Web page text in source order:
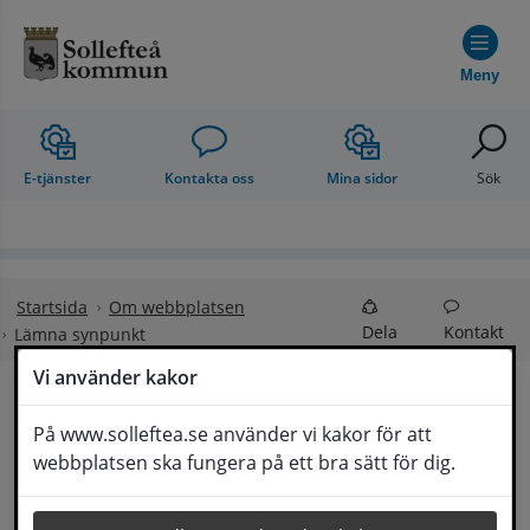
Vi använder kakor
På www.solleftea.se använder vi kakor för att
webbplatsen ska fungera på ett bra sätt för dig.
Meny
E-tjänster Kontakta oss Mina sidor Sök
Startsida
Om webbplatsen
Lämna synpunkt
Dela Kontakt
Lämna synpunkt
Här kan du lämna synpunkter, förslag och